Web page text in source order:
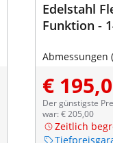
Edelstahl
Funktion -
Abmessungen
€
Der günstigste
war: € 205,00
Zeitlich